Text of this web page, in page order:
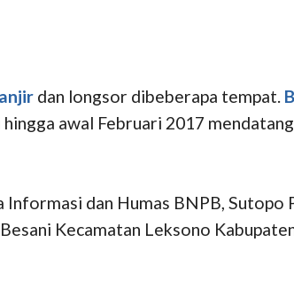
dan longsor dibeberapa tempat.
awal Februari 2017
dan Humas BNPB,
Kecamatan Leksono